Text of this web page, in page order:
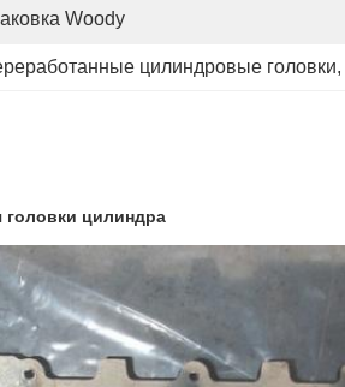
Woody
цилиндровые головки,
головки цилиндра